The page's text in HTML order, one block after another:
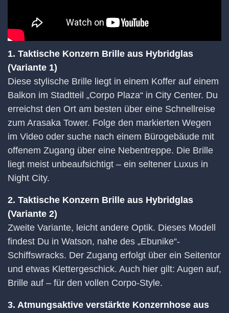
1. Taktische Konzern Brille aus Hybridglas
(Variante 1)
Diese stylische Brille liegt in einem Koffer auf einem
Balkon im Stadtteil „Corpo Plaza“ in City Center. Du
erreichst den Ort am besten über eine Schnellreise
zum Arasaka Tower. Folge den markierten Wegen
im Video oder suche nach einem Bürogebäude mit
offenem Zugang über eine Nebentreppe. Die Brille
liegt meist unbeaufsichtigt – ein seltener Luxus in
Night City.
2. Taktische Konzern Brille aus Hybridglas
(Variante 2)
Zweite Variante, leicht andere Optik. Dieses Modell
findest Du in Watson, nahe des „Ebunike“-
Schiffswracks. Der Zugang erfolgt über ein Seitentor
und etwas Klettergeschick. Auch hier gilt: Augen auf,
Brille auf – für den vollen Corpo-Style.
3. Atmungsaktive verstärkte Konzernhose aus